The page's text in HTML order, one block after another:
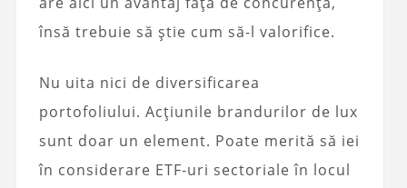
însă trebuie să știe cum să-l valorifice.
Nu uita nici de diversificarea
portofoliului. Acțiunile brandurilor de lux
sunt doar un element. Poate merită să iei
în considerare ETF-uri sectoriale în locul